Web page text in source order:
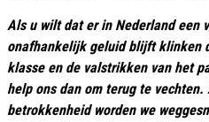
Als u wilt dat er in Nederland een
onafhankelijk geluid blijft klinken
klasse en de valstrikken van het
help ons dan om terug te
betrokkenheid worden we